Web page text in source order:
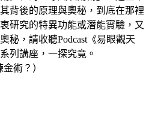
背後的原理與奧秘，到底在那裡
研究的特異功能或潛能實驗，又
秘，請收聽Podcast《易眼觀天
列講座，一探究竟。
術？）